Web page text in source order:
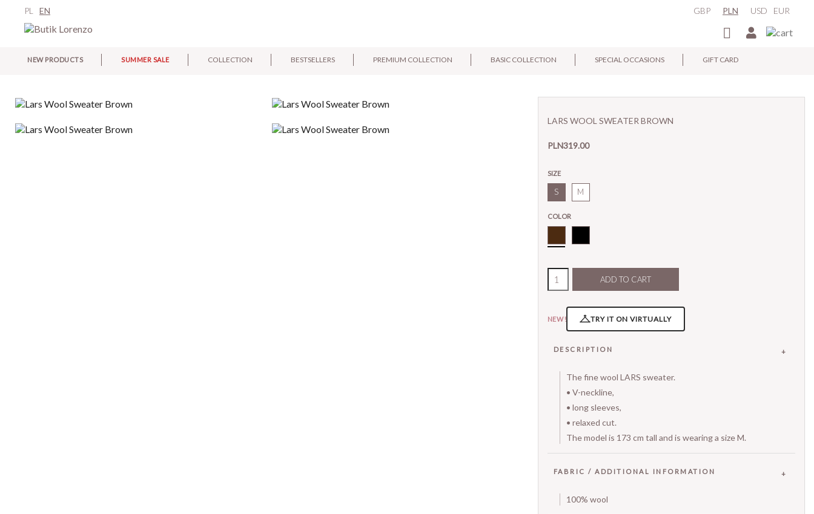
PL EN EUR
GBP PLN USD

NEW PRODUCTS SUMMER SALE COLLECTION BESTSELLERS PREMIUM COLLECTION BASIC COLLECTION SPECIAL OCCASIONS GIFT CARD
LARS WOOL SWEATER BROWN
PLN319.00
SIZE
S M
COLOR
ADD TO CART
NEW! TRY IT ON VIRTUALLY
DESCRIPTION
The fine wool LARS sweater.
• V-neckline,
• long sleeves,
• relaxed cut.
The model is 173 cm tall and is wearing a size M.
FABRIC / ADDITIONAL INFORMATION
100% wool
×